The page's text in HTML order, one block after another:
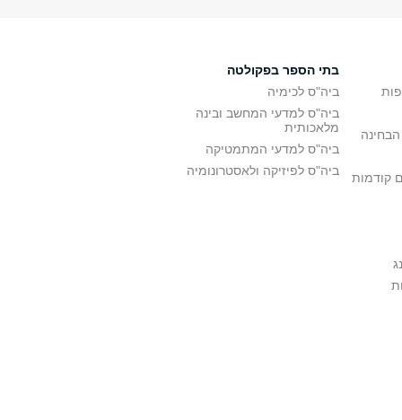
קודמות
בתי הספר בפקולטה
ביה"ס לכימיה
ביה"ס למדעי המחשב ובינה
מלאכותית
ביה"ס למדעי המתמטיקה
ביה"ס לפיזיקה ולאסטרונומיה